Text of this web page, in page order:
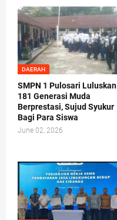
DAERAH
SMPN 1 Pulosari Luluskan
181 Generasi Muda
Berprestasi, Sujud Syukur
Bagi Para Siswa
June 02, 2026